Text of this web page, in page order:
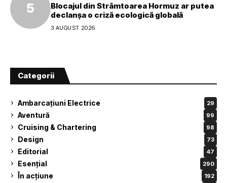
Blocajul din Strâmtoarea Hormuz ar putea
declanșa o criză ecologică globală
3 AUGUST 2026
Categorii
Ambarcațiuni Electrice 29
Aventură 99
Cruising & Chartering 98
Design 73
Editorial 47
Esențial 290
În acțiune 192